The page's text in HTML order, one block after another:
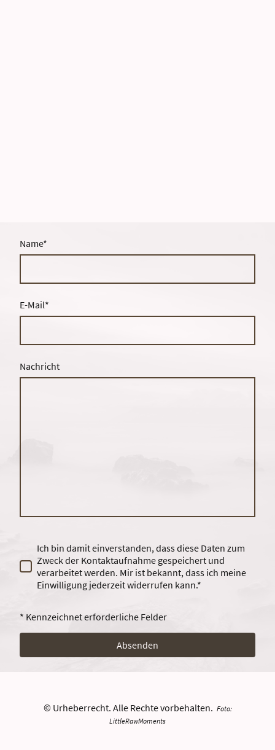
Name*
E-Mail*
Nachricht
Ich bin damit einverstanden, dass diese Daten zum
Zweck der Kontaktaufnahme gespeichert und
verarbeitet werden. Mir ist bekannt, dass ich meine
Einwilligung jederzeit widerrufen kann.*
* Kennzeichnet erforderliche Felder
Absenden
© Urheberrecht. Alle Rechte vorbehalten. Foto:
LittleRawMoments